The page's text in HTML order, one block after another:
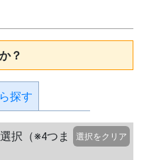
？
探す
択（※4つま
選択をクリア